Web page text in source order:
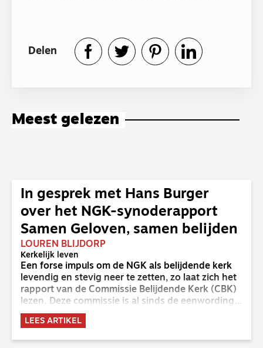
Delen
Meest gelezen
In gesprek met Hans Burger
over het NGK-synoderapport
Samen Geloven, samen belijden
LOUREN BLIJDORP
Kerkelijk leven
Een forse impuls om de NGK als belijdende kerk
levendig en stevig neer te zetten, zo laat zich het
rapport van de Commissie Belijdende Kerk (CBK)
lezen. Deze commissie is al sinds de eenwording
van de GKv en NGK actief en kreeg van de
synode van Deventer in 2023 de opdracht om
LEES ARTIKEL